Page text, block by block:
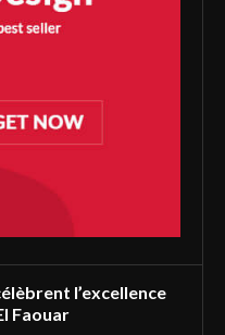
l’excellence
Faouar